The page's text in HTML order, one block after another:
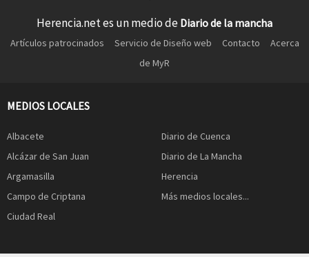
Herencia.net es un medio de Diario de la mancha
Artículos patrocinados Servicio de Diseño web Contacto
Acerca
de MyR
MEDIOS LOCALES
Albacete
Alcázar de San Juan
Argamasilla
Campo de Criptana
Ciudad Real
Diario de Cuenca
Diario de La Mancha
Herencia
Más medios locales...